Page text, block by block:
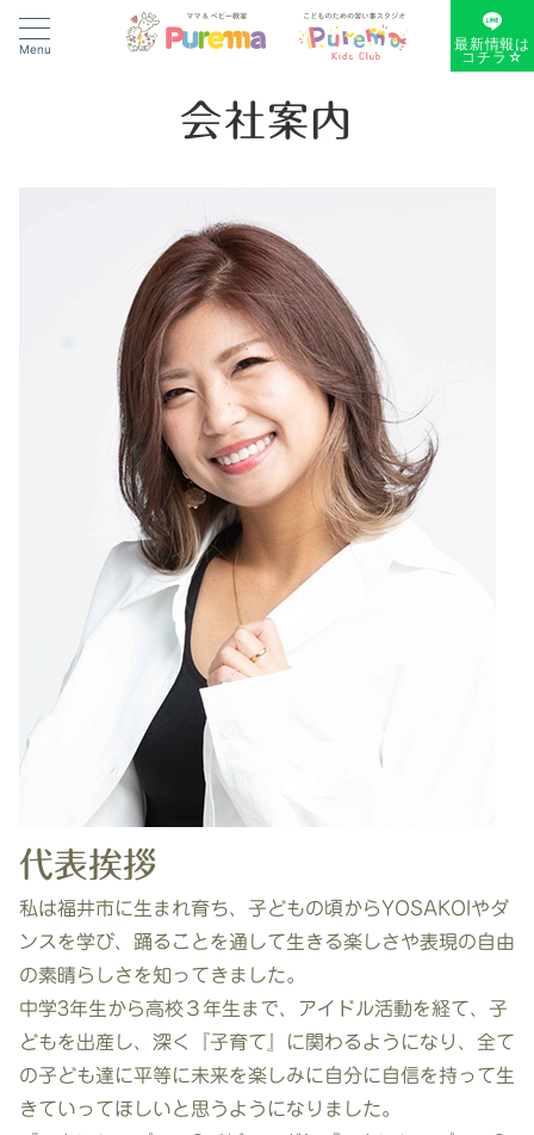
Menu 最新情報は
コチラ☆
会社案内
代表挨拶
私は福井市に生まれ育ち、子どもの頃からYOSAKOIやダ
ンスを学び、踊ることを通して生きる楽しさや表現の自由
の素晴らしさを知ってきました。
中学3年生から高校３年生まで、アイドル活動を経て、子
どもを出産し、深く『子育て』に関わるようになり、全て
の子ども達に平等に未来を楽しみに自分に自信を持って生
きていってほしいと思うようになりました。